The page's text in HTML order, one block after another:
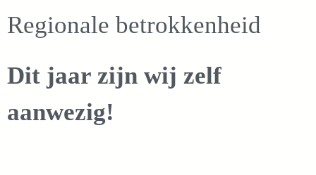
Regionale betrokkenheid
Dit jaar zijn wij zelf
aanwezig!